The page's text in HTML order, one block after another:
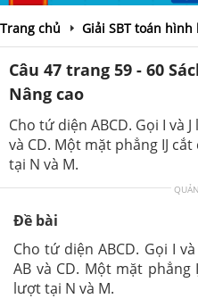
Trang chủ Giải SBT toán hình
Câu 47 trang 59 - 60
Nâng cao
Cho tứ diện ABCD. Gọi I và
và CD. Một mặt phẳng IJ
tại N và M.
Đề bài
Cho tứ diện ABCD. Gọi I
AB và CD. Một mặt phẳng
lượt tại N và M.